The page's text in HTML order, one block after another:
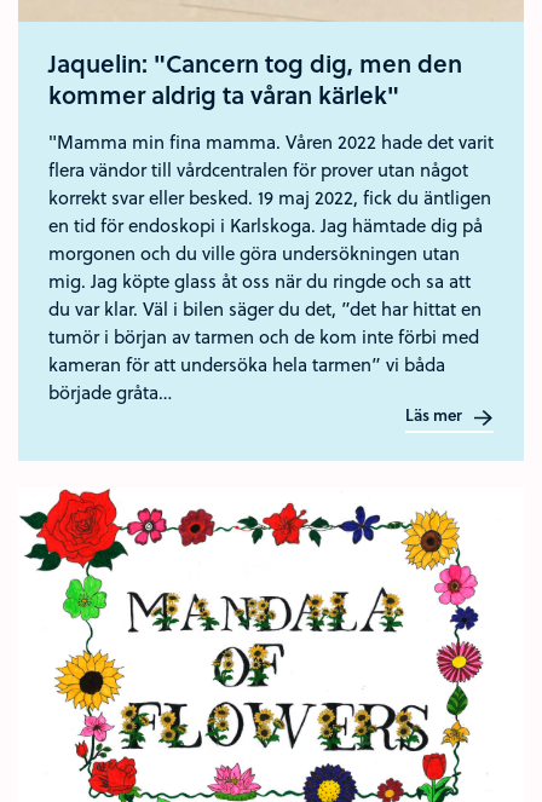
Jaquelin: "Cancern tog dig, men den
kommer aldrig ta våran kärlek"
"Mamma min fina mamma. Våren 2022 hade det varit
flera vändor till vårdcentralen för prover utan något
korrekt svar eller besked. 19 maj 2022, fick du äntligen
en tid för endoskopi i Karlskoga. Jag hämtade dig på
morgonen och du ville göra undersökningen utan
mig. Jag köpte glass åt oss när du ringde och sa att
du var klar. Väl i bilen säger du det, ”det har hittat en
tumör i början av tarmen och de kom inte förbi med
kameran för att undersöka hela tarmen” vi båda
började gråta…
Läs mer